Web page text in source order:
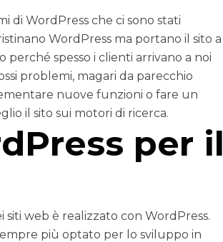
di WordPress che ci sono stati
WordPress ma portano il sito a
spesso i clienti arrivano a noi
problemi, magari da parecchio
nuove funzioni o fare un
il sito sui motori di ricerca.
per il
siti web è realizzato con WordPress.
più optato per lo sviluppo in